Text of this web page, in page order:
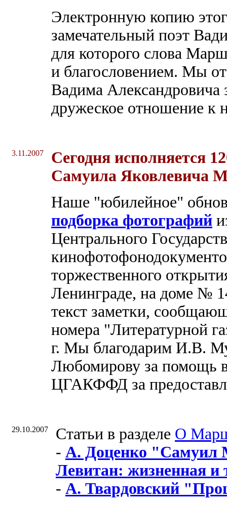
Электронную копию
замечательный поэт
для которого слова
и благословением. Мы от
Вадима Александровича
дружеское отношение к
3.11.2007
Сегодня исполняется
Самуила Яковлевича
Наше "юбилейное"
подборка фотографий
Центрального
торжественного
Ленинграде, на доме №
текст заметки,
номера "Литературной
г. Мы благодарим И.В.
Любомирову за помощь
ЦГАКФФД за
29.10.2007 Cтатьи в разделе О
- А. Доценко "Самуил
Левитан: жизненная и
- А. Твардовский